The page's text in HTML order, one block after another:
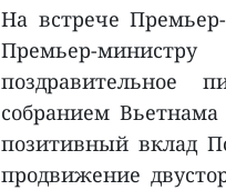
На встрече
Премьер-
поздравительное
собранием
позитивный вклад
продвижение